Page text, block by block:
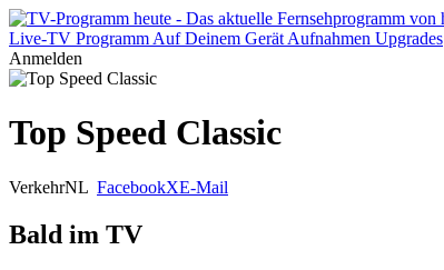
Live-TV Programm Auf Deinem Gerät Aufnahmen Upgrades
Anmelden
Top Speed Classic
VerkehrNL FacebookXE-Mail
Bald im TV